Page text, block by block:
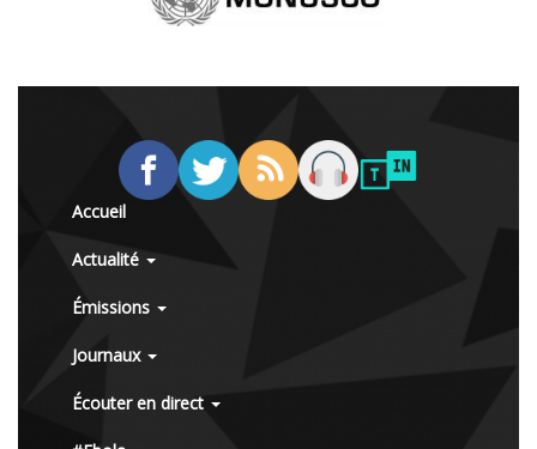
Accueil
Actualité
Émissions
Journaux
Écouter en direct